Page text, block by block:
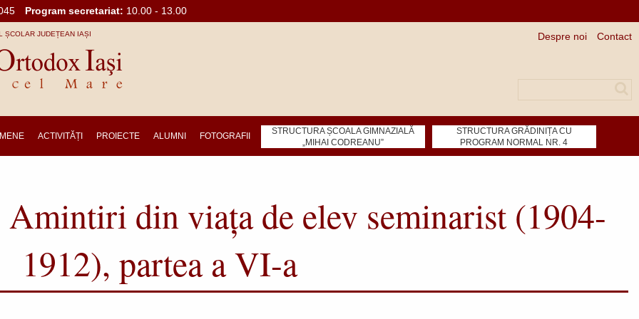
Program secretariat: 10.00 - 13.00
ȘCOLAR JUDEȚEAN IAȘI Despre noi Contact
ACTIVITĂȚI PROIECTE ALUMNI FOTOGRAFII
STRUCTURA ȘCOALA GIMNAZIALĂ
„MIHAI CODREANU”
STRUCTURA GRĂDINIȚA CU
PROGRAM NORMAL NR. 4
Amintiri din viaţa de elev seminarist (1904-
1912), partea a VI-a